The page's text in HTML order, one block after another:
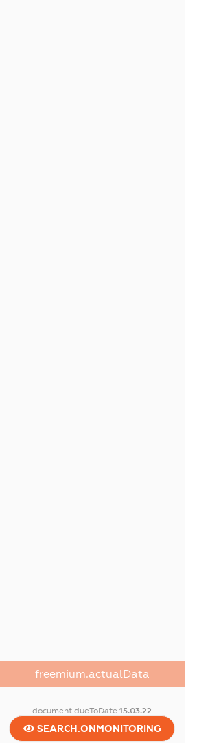
freemium.actualData
document.dueToDate15.03.22
SEARCH.ONMONITORING